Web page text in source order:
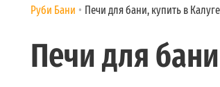
Руби Бани Печи для бани, купить в Калуге
Печи для